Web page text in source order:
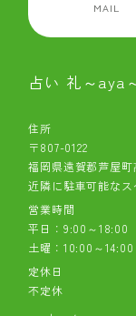
MAIL
占い 礼～aya
住所
〒807-0122
福岡県遠賀郡芦屋
近隣に駐車可能なス
営業時間
平日：9:00～18:00
土曜：10:00～14:00
定休日
不定休